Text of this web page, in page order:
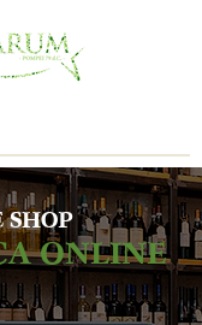
SHOP
ONLINE